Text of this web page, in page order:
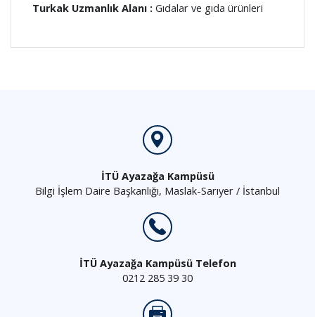
Turkak Uzmanlık Alanı : Gıdalar ve gıda ürünleri
İTÜ Ayazağa Kampüsü
Bilgi İşlem Daire Başkanlığı, Maslak-Sarıyer / İstanbul
İTÜ Ayazağa Kampüsü Telefon
0212 285 39 30